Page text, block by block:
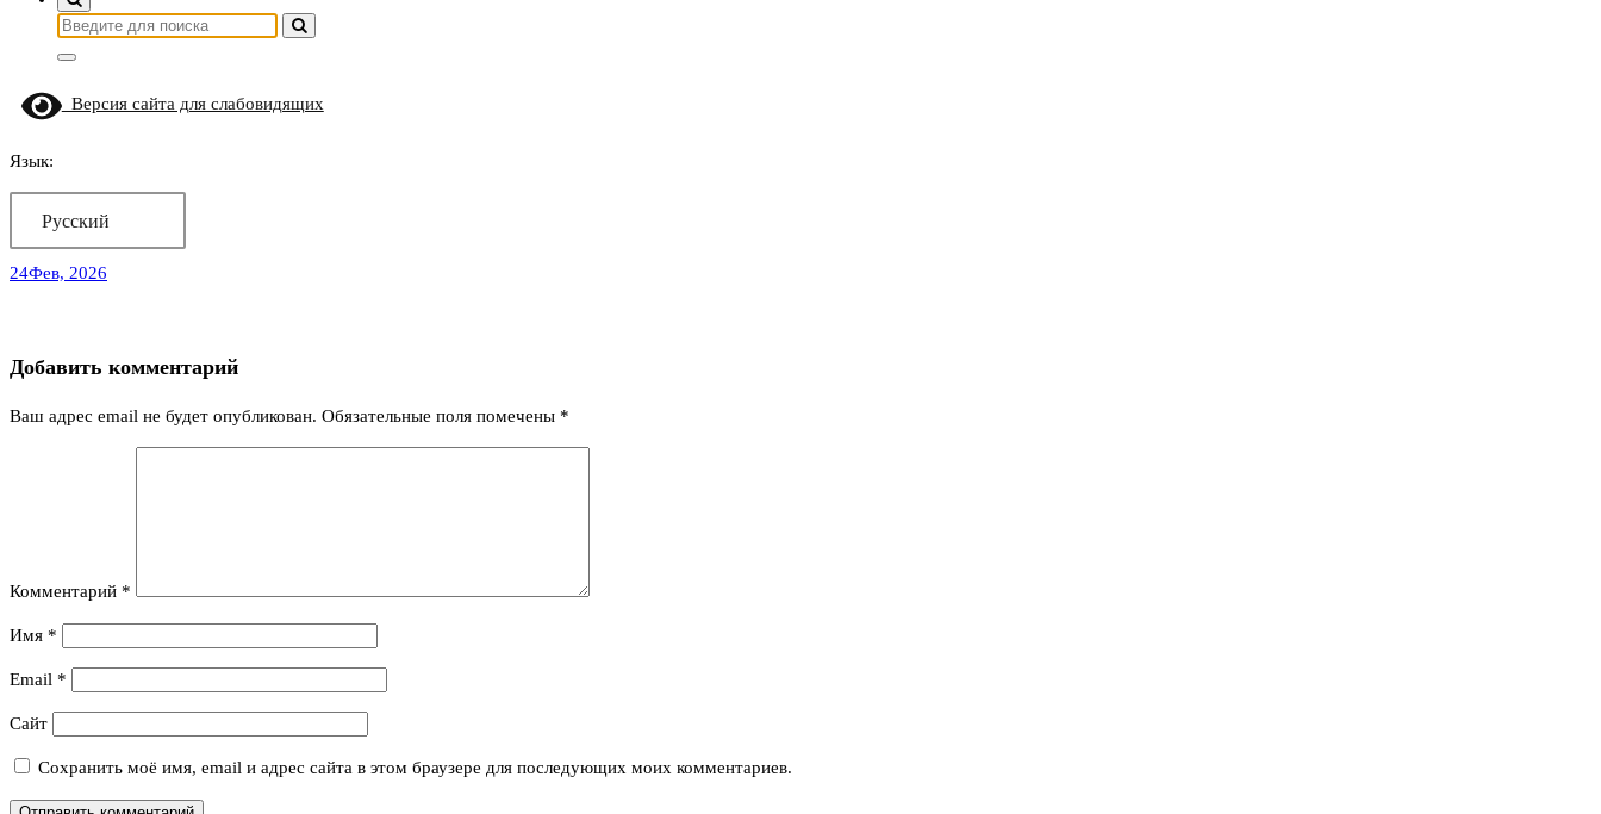
Найти:
Версия сайта для слабовидящих
Язык:
Русский
24Фев, 2026
Добавить комментарий
Ваш адрес email не будет опубликован. Обязательные поля помечены *
Комментарий *
Имя *
Email *
Сайт
Сохранить моё имя, email и адрес сайта в этом браузере для последующих моих комментариев.